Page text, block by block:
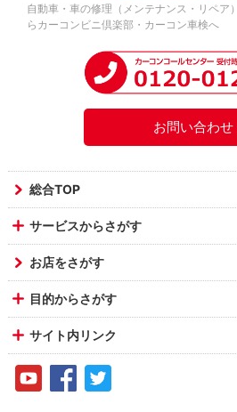
自動車・車の修理（メンテナンス・リペア
らカーコンビニ倶楽部・カーコン車検へ
お問い合わせ
総合TOP
サービスからさがす
お店をさがす
目的からさがす
サイト内リンク